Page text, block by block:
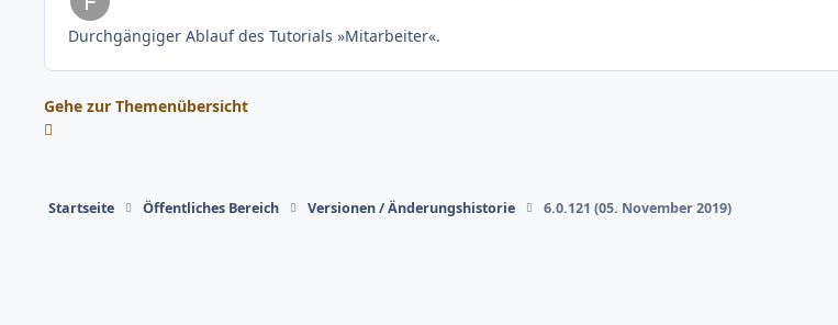
Durchgängiger Ablauf des Tutorials »Mitarbeiter«.
Gehe zur Themenübersicht
Startseite Öffentliches Bereich Versionen / Änderungshistorie 6.0.121 (05. November 2019)